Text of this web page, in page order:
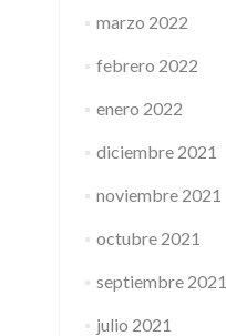
marzo 2022
febrero 2022
enero 2022
diciembre 2021
noviembre 2021
octubre 2021
septiembre 2021
julio 2021